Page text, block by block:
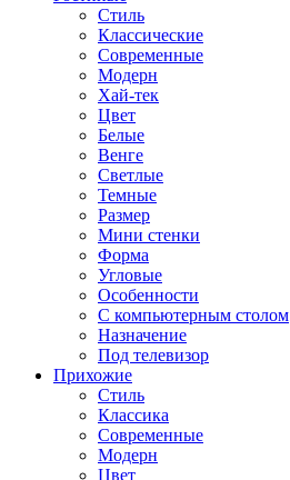
Стиль
Классические
Современные
Модерн
Хай-тек
Цвет
Белые
Венге
Светлые
Темные
Размер
Мини стенки
Форма
Угловые
Особенности
С компьютерным столом
Назначение
Под телевизор
Прихожие
Стиль
Классика
Современные
Модерн
Цвет